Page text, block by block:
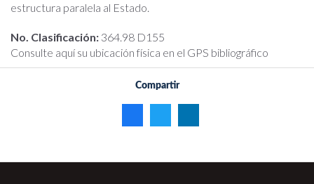
estructura paralela al Estado.
No. Clasificación: 364.98 D155
Consulte aquí su ubicación física en el GPS bibliográfico
Compartir